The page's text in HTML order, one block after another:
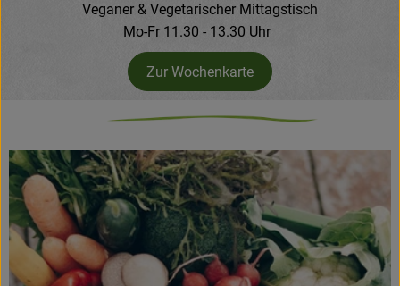
Veganer & Vegetarischer Mittagstisch
Mo-Fr 11.30 - 13.30 Uhr
Zur Wochenkarte